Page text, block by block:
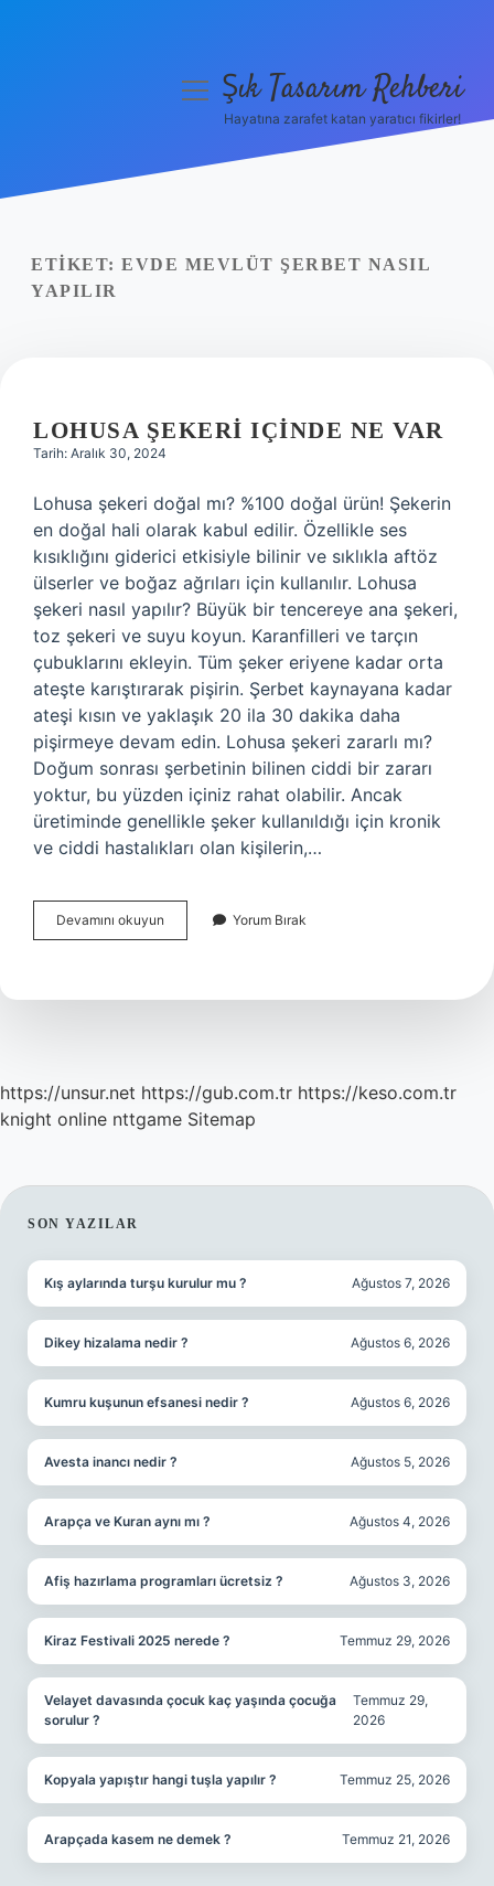
Yasal Uyarı
menüyüŞık Tasarım Rehberi
Hayatına zarafet katan yaratıcı fikirler!
ETIKET: EVDE MEVLÜT ŞERBET NASIL
YAPILIR
LOHUSA ŞEKERI IÇINDE NE VAR
Tarih: Aralık 30, 2024
Lohusa şekeri doğal mı? %100 doğal ürün! Şekerin
en doğal hali olarak kabul edilir. Özellikle ses
kısıklığını giderici etkisiyle bilinir ve sıklıkla aftöz
ülserler ve boğaz ağrıları için kullanılır. Lohusa
şekeri nasıl yapılır? Büyük bir tencereye ana şekeri,
toz şekeri ve suyu koyun. Karanfilleri ve tarçın
çubuklarını ekleyin. Tüm şeker eriyene kadar orta
ateşte karıştırarak pişirin. Şerbet kaynayana kadar
ateşi kısın ve yaklaşık 20 ila 30 dakika daha
pişirmeye devam edin. Lohusa şekeri zararlı mı?
Doğum sonrası şerbetinin bilinen ciddi bir zararı
yoktur, bu yüzden içiniz rahat olabilir. Ancak
üretiminde genellikle şeker kullanıldığı için kronik
ve ciddi hastalıkları olan kişilerin,…
Devamını okuyun
Şekeri
Var
Yorum Bırak
https://unsur.net https://gub.com.tr https://keso.com.tr
knight online nttgame Sitemap
SIDEBAR
SON YAZILAR
Kış aylarında turşu kurulur mu ? Ağustos 7, 2026
Dikey hizalama nedir ? Ağustos 6, 2026
Kumru kuşunun efsanesi nedir ? Ağustos 6, 2026
Avesta inancı nedir ? Ağustos 5, 2026
Arapça ve Kuran aynı mı ? Ağustos 4, 2026
Afiş hazırlama programları ücretsiz ? Ağustos 3, 2026
Kiraz Festivali 2025 nerede ? Temmuz 29, 2026
Velayet davasında çocuk kaç yaşında çocuğa
sorulur ?
Temmuz 29,
2026
Kopyala yapıştır hangi tuşla yapılır ? Temmuz 25, 2026
Arapçada kasem ne demek ? Temmuz 21, 2026